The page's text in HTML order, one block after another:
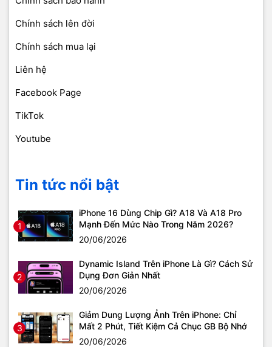
Chính sách lên đời
Chính sách mua lại
Liên hệ
Facebook Page
TikTok
Youtube
Tin tức nổi bật
1
iPhone 16 Dùng Chip Gì? A18 Và A18 Pro
Mạnh Đến Mức Nào Trong Năm 2026?
20/06/2026
2
Dynamic Island Trên iPhone Là Gì? Cách Sử
Dụng Đơn Giản Nhất
20/06/2026
3
Giảm Dung Lượng Ảnh Trên iPhone: Chỉ
Mất 2 Phút, Tiết Kiệm Cả Chục GB Bộ Nhớ
20/06/2026